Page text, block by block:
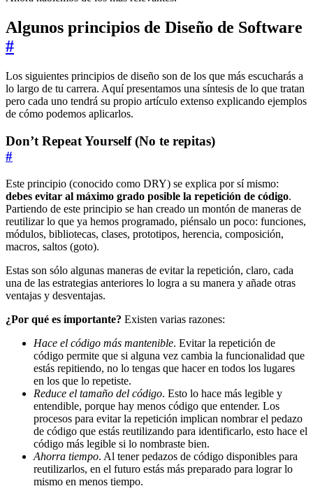
Algunos principios de Diseño de Software
#
Los siguientes principios de diseño son de los que más escucharás a
lo largo de tu carrera. Aquí presentamos una síntesis de lo que tratan
pero cada uno tendrá su propio artículo extenso explicando ejemplos
de cómo podemos aplicarlos.
Don’t Repeat Yourself (No te repitas)
#
Este principio (conocido como DRY) se explica por sí mismo:
debes evitar al máximo grado posible la repetición de código.
Partiendo de este principio se han creado un montón de maneras de
reutilizar lo que ya hemos programado, piénsalo un poco: funciones,
módulos, bibliotecas, clases, prototipos, herencia, composición,
macros, saltos (goto).
Estas son sólo algunas maneras de evitar la repetición, claro, cada
una de las estrategias anteriores lo logra a su manera y añade otras
ventajas y desventajas.
¿Por qué es importante? Existen varias razones:
Hace el código más mantenible. Evitar la repetición de
código permite que si alguna vez cambia la funcionalidad que
estás repitiendo, no lo tengas que hacer en todos los lugares
en los que lo repetiste.
Reduce el tamaño del código. Esto lo hace más legible y
entendible, porque hay menos código que entender. Los
procesos para evitar la repetición implican nombrar el pedazo
de código que estás reutilizando para identificarlo, esto hace el
código más legible si lo nombraste bien.
Ahorra tiempo. Al tener pedazos de código disponibles para
reutilizarlos, en el futuro estás más preparado para lograr lo
mismo en menos tiempo.